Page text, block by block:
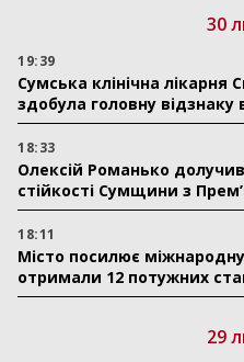
30
19:39
Сумська клінічна
здобула головну відзнаку
18:33
Олексій Романько
стійкості Сумщини з
18:11
Місто посилює
отримали 12 потужних
29